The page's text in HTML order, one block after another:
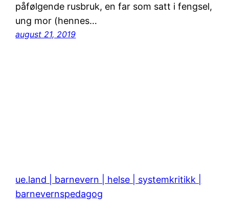
påfølgende rusbruk, en far som satt i fengsel,
ung mor (hennes…
august 21, 2019
ue.land | barnevern | helse | systemkritikk |
barnevernspedagog